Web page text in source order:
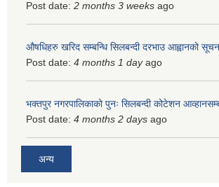
Post date: 2 months 3 weeks ago
औषधिहरु खरिद सम्बन्धि सिलबन्दी दरभाउ आह्वानको
Post date: 4 months 1 dayago
भक्तपुर नगरपालिकाको पुनः सिलबन्दी कोटेशन
Post date: 4 months 2 days ago
अन्य